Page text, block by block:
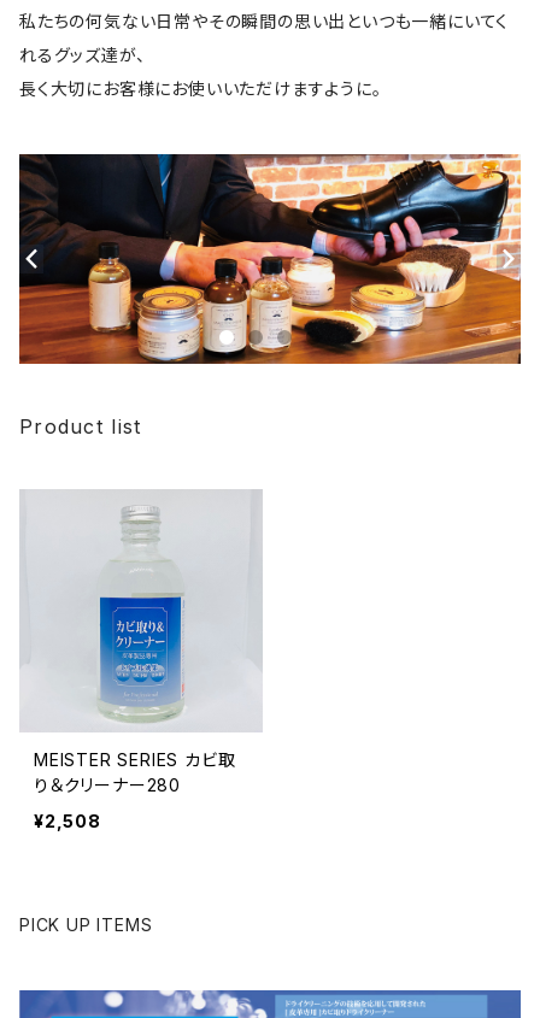
私たちの何気ない日常やその瞬間の思い出といつも一緒にいてく
れるグッズ達が、
長く大切にお客様にお使いいただけますように。
Product list
MEISTER SERIES カビ取
り＆クリーナー280
¥2,508
PICK UP ITEMS